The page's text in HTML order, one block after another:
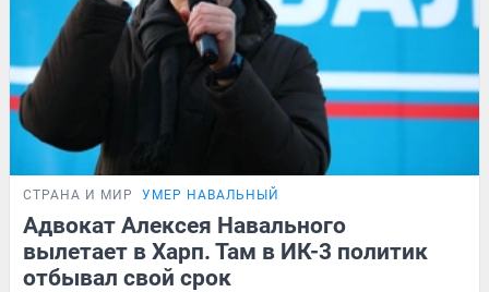
СТРАНА И МИР УМЕР НАВАЛЬНЫЙ
Адвокат Алексея Навального
вылетает в Харп. Там в ИК-3 политик
отбывал свой срок